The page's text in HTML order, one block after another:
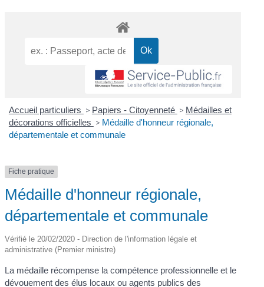
Accueil particuliers > Papiers - Citoyenneté > Médailles et
décorations officielles > Médaille d'honneur régionale,
départementale et communale
Fiche pratique
Médaille d'honneur régionale,
départementale et communale
Vérifié le 20/02/2020 - Direction de l'information légale et
administrative (Premier ministre)
La médaille récompense la compétence professionnelle et le
dévouement des élus locaux ou agents publics des